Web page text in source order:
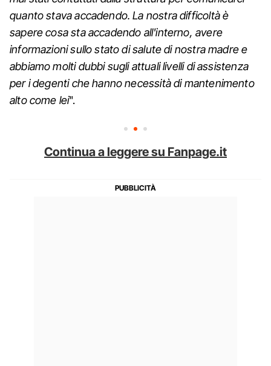
quanto stava accadendo. La nostra difficoltà è
sapere cosa sta accadendo all'interno, avere
informazioni sullo stato di salute di nostra madre e
abbiamo molti dubbi sugli attuali livelli di assistenza
per i degenti che hanno necessità di mantenimento
alto come lei".
Continua a leggere su Fanpage.it